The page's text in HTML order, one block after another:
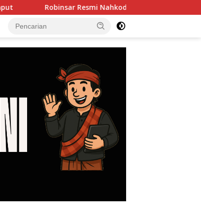
Resmi Nahkodai SOKSI Banten, Misbakhun Ungkap